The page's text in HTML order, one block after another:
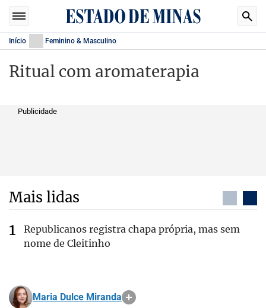
Início Feminino & Masculino
Ritual com aromaterapia
Publicidade
Mais lidas
Republicanos registra chapa própria, mas sem
nome de Cleitinho
Maria Dulce Miranda